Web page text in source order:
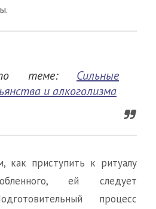
по теме: Сильные
и алкоголизма
как приступить к ритуалу
ей следует
процесс